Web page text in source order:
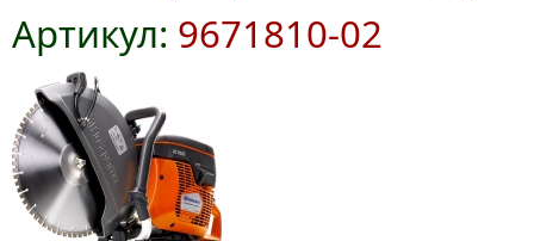
Артикул: 9671810-02